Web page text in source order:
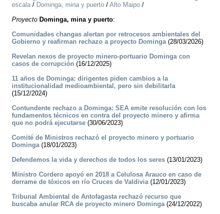
escala/ Dominga, mina y puerto / Alto Maipo /
Proyecto Dominga, mina y puerto:
Comunidades changas alertan por retrocesos ambientales del
Gobierno y reafirman rechazo a proyecto Dominga(28/03/2026)
Revelan nexos de proyecto minero-portuario Dominga con
casos de corrupción (16/12/2025)
11 años de Dominga: dirigentes piden cambios a la
institucionalidad medioambiental, pero sin debilitarla
(15/12/2024)
Contundente rechazo a Dominga: SEA emite resolución con los
fundamentos técnicos en contra del proyecto minero y afirma
que no podrá ejecutarse (30/06/2023)
Comité de Ministros rechazó el proyecto minero y portuario
Dominga(18/01/2023)
Defendemos la vida y derechos de todos los seres (13/01/2023)
Ministro Cordero apoyó en 2018 a Celulosa Arauco en caso de
derrame de tóxicos en río Cruces de Valdivia(12/01/2023)
Tribunal Ambiental de Antofagasta rechazó recurso que
buscaba anular RCA de proyecto minero Dominga(24/12/2022)